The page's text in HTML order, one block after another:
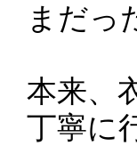
まだっ
本来、
丁寧に